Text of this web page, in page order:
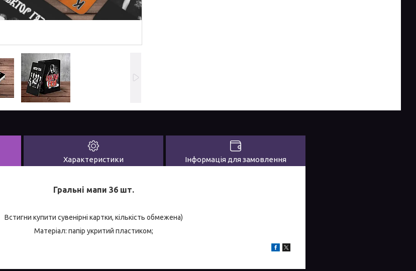
Характеристики Інформація для замовлення
Гральні мапи 36 шт.
Встигни купити сувенірні картки, кількість обмежена)
Матеріал: папір укритий пластиком;